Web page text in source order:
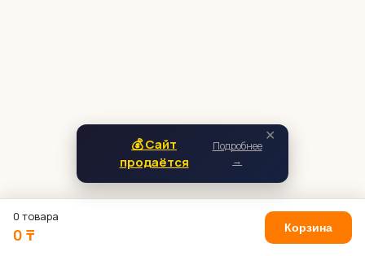
✕
💰 Сайт
продаётся
Подробнее
→
0 товара
0 ₸ Корзина